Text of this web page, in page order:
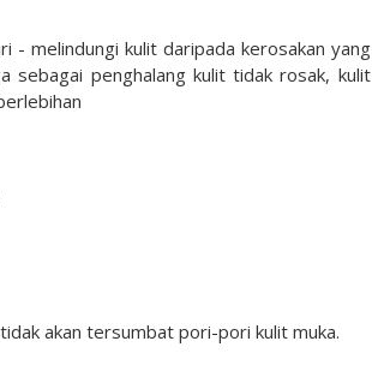
- melindungi kulit daripada kerosakan yang
sebagai penghalang kulit tidak rosak, kulit
akan tersumbat pori-pori kulit muka.